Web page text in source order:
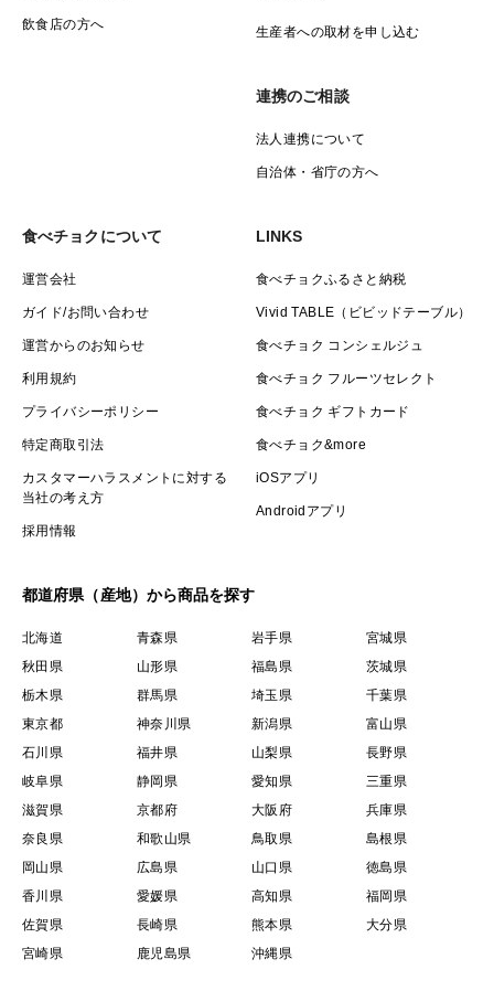
飲食店の方へ 生産者への取材を申し込む
連携のご相談
法人連携について
自治体・省庁の方へ
食べチョクについて
運営会社
ガイド/お問い合わせ
運営からのお知らせ
利用規約
プライバシーポリシー
特定商取引法
カスタマーハラスメントに対する
当社の考え方
採用情報
LINKS
食べチョクふるさと納税
Vivid TABLE（ビビッドテーブル）
食べチョク コンシェルジュ
食べチョク フルーツセレクト
食べチョク ギフトカード
食べチョク&more
iOSアプリ
Androidアプリ
都道府県（産地）から商品を探す
北海道 青森県 岩手県
宮城県
秋田県
山形県 福島県
茨城県
栃木県
群馬県 埼玉県
千葉県
東京都
神奈川県 新潟県
富山県
石川県
福井県 山梨県
長野県
岐阜県
静岡県 愛知県
三重県
滋賀県
京都府 大阪府
兵庫県
奈良県
和歌山県 鳥取県
島根県
岡山県
広島県 山口県
徳島県
香川県
愛媛県 高知県
福岡県
佐賀県
長崎県 熊本県
大分県
宮崎県
鹿児島県 沖縄県